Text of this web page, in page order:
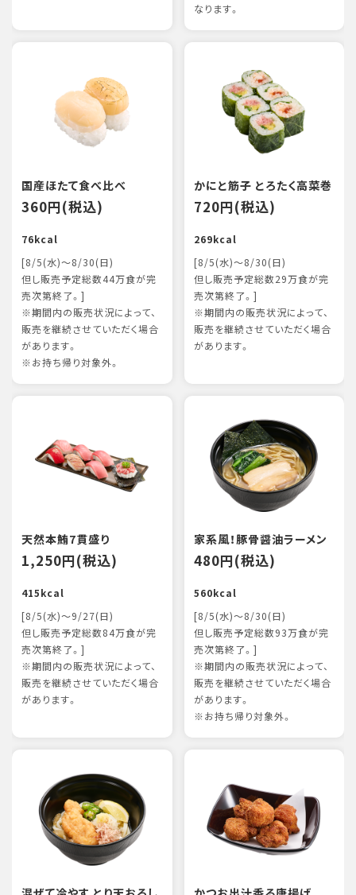
なります。
国産ほたて食べ比べ
360円(税込)
76kcal
[8/5(水)～8/30(日)
但し販売予定総数44万食が完
売次第終了。]
※期間内の販売状況によって、
販売を継続させていただく場合
があります。
※お持ち帰り対象外。
かにと筋子 とろたく高菜巻
720円(税込)
269kcal
[8/5(水)～8/30(日)
但し販売予定総数29万食が完
売次第終了。]
※期間内の販売状況によって、
販売を継続させていただく場合
があります。
天然本鮪7貫盛り
1,250円(税込)
415kcal
[8/5(水)～9/27(日)
但し販売予定総数84万食が完
売次第終了。]
※期間内の販売状況によって、
販売を継続させていただく場合
があります。
家系風！豚骨醤油ラーメン
480円(税込)
560kcal
[8/5(水)～8/30(日)
但し販売予定総数93万食が完
売次第終了。]
※期間内の販売状況によって、
販売を継続させていただく場合
があります。
※お持ち帰り対象外。